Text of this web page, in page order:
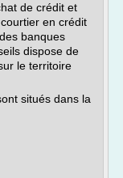
de crédit et
en crédit
banques
dispose de
le territoire
situés dans la